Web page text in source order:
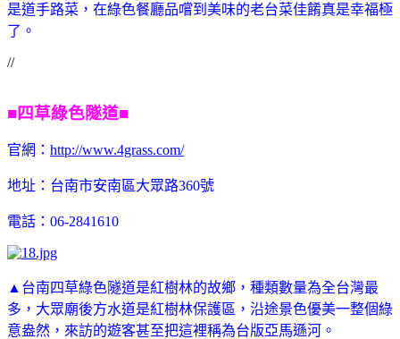
是道手路菜，在綠色餐廳品嚐到美味的老台菜佳餚真是幸福極
了。
//
■四草綠色隧道■
官網： http://www.4grass.com/
地址： 台南市安南區大眾路360號
電話：06-2841610
▲台南四草綠色隧道是紅樹林的故鄉，種類數量為全台灣最
多，大眾廟後方水道是紅樹林保護區，沿途景色優美一整個綠
意盎然，來訪的遊客甚至把這裡稱為台版亞馬遜河。